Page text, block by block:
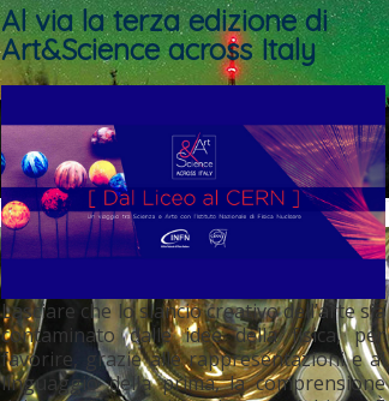
Al via la terza edizione di
Art&Science across Italy
Lasciare che lo slancio creativo dell’arte sia
contaminato dalle idee della fisica, per
favorire, grazie alle rappresentazioni e al
linguaggio della prima, la comprensione